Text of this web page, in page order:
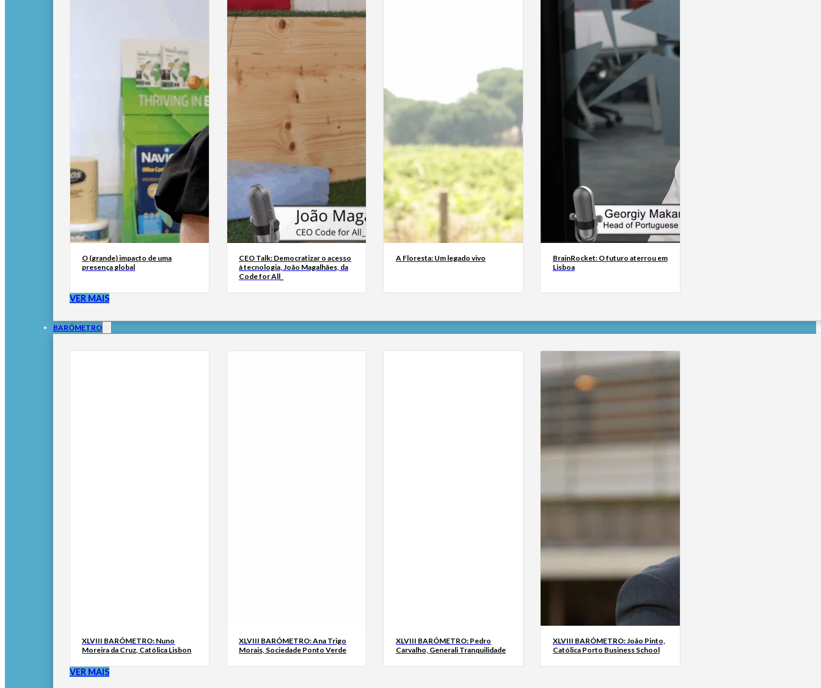
O (grande) impacto de uma
presença global
CEO Talk: Democratizar o acesso
à tecnologia, João Magalhães, da
Code for All_
A Floresta: Um legado vivo
BrainRocket: O futuro aterrou em
Lisboa
VER MAIS
BARÓMETRO
XLVIII BARÓMETRO: Nuno
Moreira da Cruz, Católica Lisbon
XLVIII BARÓMETRO: Ana Trigo
Morais, Sociedade Ponto Verde
XLVIII BARÓMETRO: Pedro
Carvalho, Generali Tranquilidade
XLVIII BARÓMETRO: João Pinto,
Católica Porto Business School
VER MAIS